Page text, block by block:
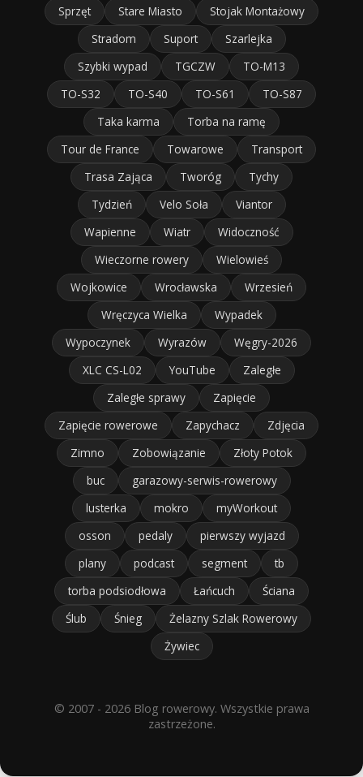
Sprzęt
Stare Miasto
Stojak Montażowy
Stradom
Suport
Szarlejka
Szybki wypad
TGCZW
TO-M13
TO-S32
TO-S40 TO-S61
TO-S87
Taka karma
Torba na ramę
Tour de France
Towarowe
Transport
Trasa Zająca
Tworóg
Tychy
Tydzień
Velo Soła
Viantor
Wapienne
Wiatr
Widoczność
Wieczorne rowery
Wielowieś
Wojkowice
Wrocławska
Wrzesień
Wręczyca Wielka
Wypadek
Wypoczynek
Wyrazów
Węgry-2026
XLC CS-L02
YouTube
Zaległe
Zaległe sprawy
Zapięcie
Zapięcie rowerowe
Zapychacz
Zdjęcia
Zimno
Zobowiązanie
Złoty Potok
buc
garazowy-serwis-rowerowy
lusterka
mokro
myWorkout
osson
pedaly
pierwszy wyjazd
plany
podcast segment
tb
torba podsiodłowa
Łańcuch
Ściana
Ślub
Śnieg
Żelazny Szlak Rowerowy
Żywiec
© 2007 - 2026 Blog rowerowy. Wszystkie prawa
zastrzeżone.